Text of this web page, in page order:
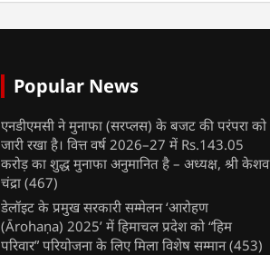
Popular News
एनडीएमसी ने मुनाफा (सरप्लस) के बजट की परंपरा को
जारी रखा है। वित्त वर्ष 2026–27 में Rs.143.05
करोड़ का शुद्ध मुनाफा अनुमानित है – अध्यक्ष, श्री केशव
चंद्रा (467)
डेलॉइट के प्रमुख सरकारी सम्मेलन ‘आरोहण
(Ārohaṇa) 2025’ में हिमाचल प्रदेश को “हिम
परिवार” परियोजना के लिए मिला विशेष सम्मान (453)